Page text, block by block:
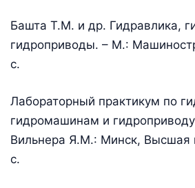
Башта Т.М. и др. Гидравлика,
гидроприводы. – М.:
с.
Лабораторный практикум по
гидромашинам и
Вильнера Я.М.: Минск, Высшая
с.